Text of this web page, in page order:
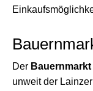
Der
unweit der